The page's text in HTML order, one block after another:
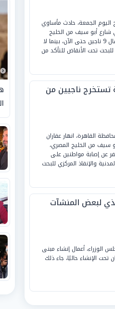
الجمعة، حادث مأساوي
شارع أبو سيف من الخليج
المصري، أسفر عن وفاة شخص واحد وانتشال 9 ناجين حتى الآن، بينما لا
تحت الأنقاض للتأكد من
تستخرج ناجيين من
القاهرة، انهار عقاران
20 و22 بمنطقة أبو سيف من الخليج المصري،
20 يونيو 2025، ما أسفر عن إصابة مواطنين على
والإنقاذ المركزي للبحث
لبعض المنشآت
أعمال إنشاء مبنى
الإنشاء حاليًا، جاء ذلك